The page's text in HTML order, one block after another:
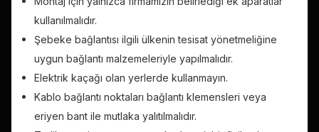
kullanılmalıdır.
Şebeke bağlantısı ilgili ülkenin tesisat yönetmeliğine
uygun bağlantı malzemeleriyle yapılmalıdır.
Elektrik kaçağı olan yerlerde kullanmayın.
Kablo bağlantı noktaları bağlantı klemensleri veya
eriyen bant ile mutlaka yalıtılmalıdır.